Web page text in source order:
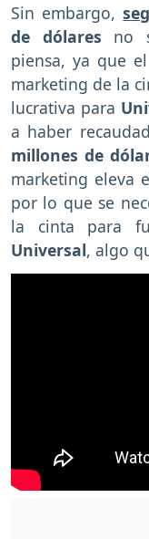
Sin embargo,
de dólares no
piensa, ya que
marketing de la
lucrativa para
a haber
millones de
marketing eleva
por lo que se
la cinta para
Universal, algo